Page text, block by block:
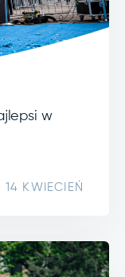
w
14 KWIECIEŃ